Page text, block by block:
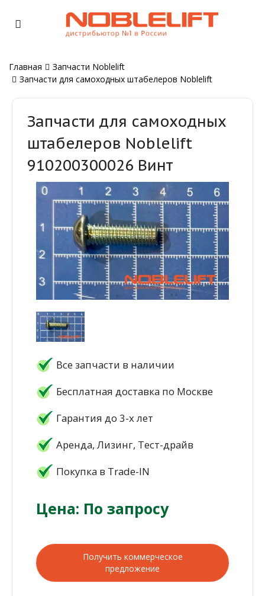
Главная
Запчасти Noblelift
Запчасти для самоходных штабелеров Noblelift
Запчасти для самоходных
штабелеров Noblelift
910200300026 Винт
Все запчасти в наличии
Бесплатная доставка по Москве
Гарантия до 3-х лет
Аренда, Лизинг, Тест-драйв
Покупка в Trade-IN
Цена: По запросу
Получить коммерческое
предложение